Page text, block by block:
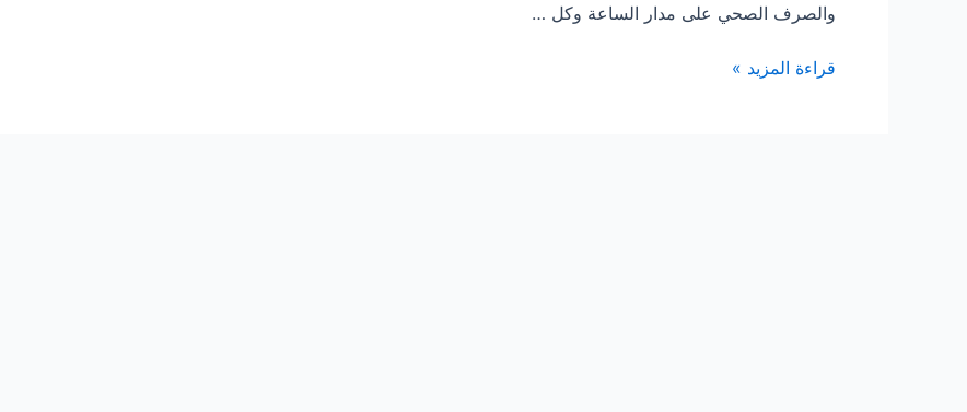
والصرف الصحي على مدار الساعة وكل …
شركة
قراءة المزيد »